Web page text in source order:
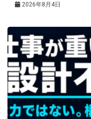
2026年8月4日